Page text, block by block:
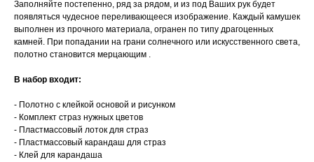
Заполняйте постепенно, ряд за рядом, и из под Ваших рук будет
появляться чудесное переливающееся изображение. Каждый камушек
выполнен из прочного материала, огранен по типу драгоценных
камней. При попадании на грани солнечного или искусственного света,
полотно становится мерцающим .
В набор входит:
- Полотно с клейкой основой и рисунком
- Комплект страз нужных цветов
- Пластмассовый лоток для страз
- Пластмассовый карандаш для страз
- Клей для карандаша